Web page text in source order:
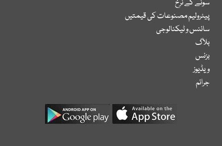
سونے کے نرخ
پیٹرولیم مصنوعات کی قیمتیں
سائنس و ٹیکنالوجی
بلاگ
بزنس
ویڈیوز
جرائم